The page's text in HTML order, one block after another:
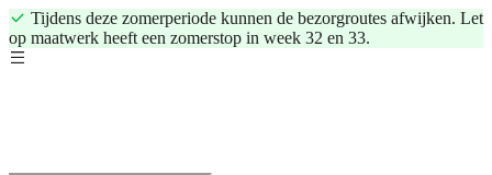
Tijdens deze zomerperiode kunnen de bezorgroutes afwijken. Let
op maatwerk heeft een zomerstop in week 32 en 33.